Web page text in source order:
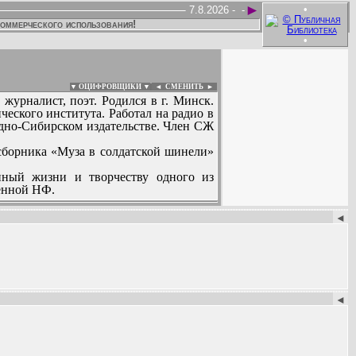
•
•
►
-
7.8.2026 -
использования!
▼ ОЦИФРОВЩИКИ ▼ ◄ СМЕНИТЬ ►
поэт. Родился в г. Минск.
института. Работал на радио в
Сибирском издательстве. Член СЖ
«Муза в солдатской шинели»
жизни и творчеству одного из
НФ.
:
◄
◄